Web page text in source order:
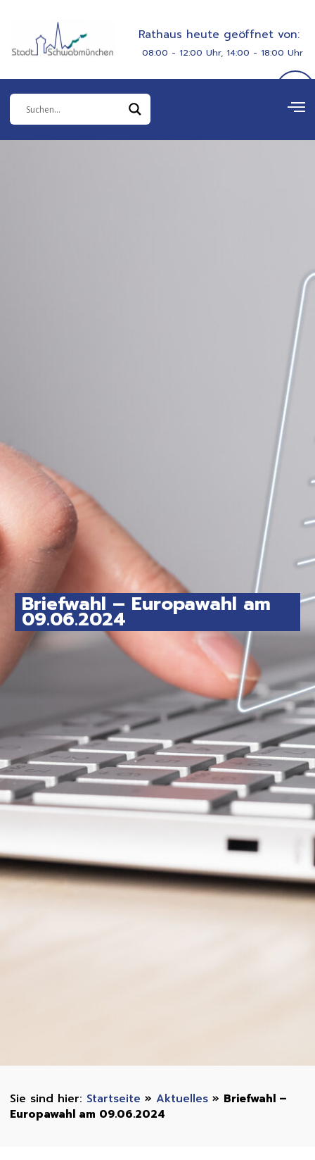
springen
Rathaus heute geöffnet von:
08:00 - 12:00 Uhr, 14:00 - 18:00 Uhr
Briefwahl – Europawahl am
09.06.2024
Startseite » Aktuelles» Briefwahl –
Europawahl am 09.06.2024